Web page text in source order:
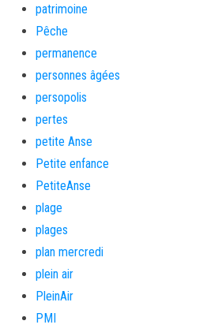
patrimoine
Pêche
permanence
personnes âgées
persopolis
pertes
petite Anse
Petite enfance
PetiteAnse
plage
plages
plan mercredi
plein air
PleinAir
PMI